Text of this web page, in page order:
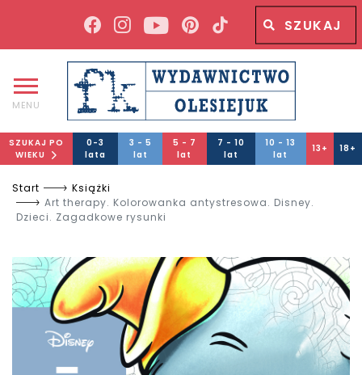
Wyszukiwana fraza
MENU
SZUKAJ PO
WIEKU
0-3
lata
3 - 5
lat
5 - 7
lat
7 - 10
lat
10 - 13
lat
13+ 18+
Start
Książki
Art therapy. Kolorowanka antystresowa. Disney.
Dzieci. Zagadkowe rysunki